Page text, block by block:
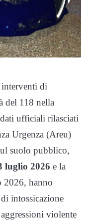
di
del 118 nella
ufficiali rilasciati
Urgenza (Areu)
suolo pubblico,
luglio 2026 e la
2026, hanno
intossicazione
violente